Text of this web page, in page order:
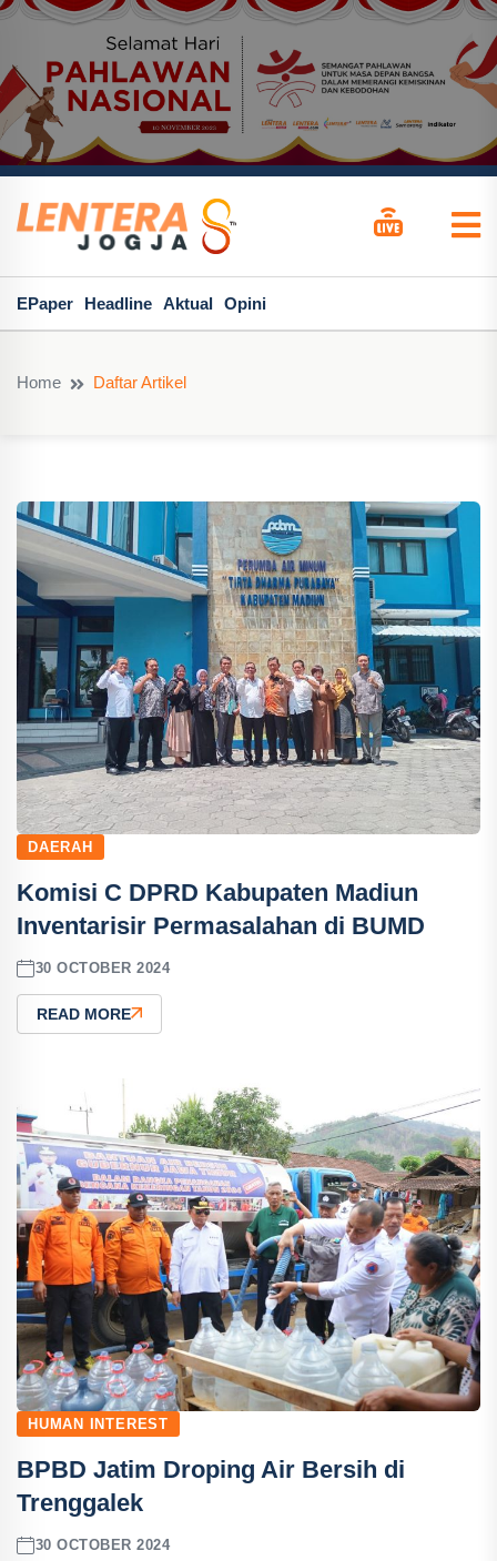
EPaper Headline Aktual Opini
Home Daftar Artikel
DAERAH
Komisi C DPRD Kabupaten Madiun
Inventarisir Permasalahan di BUMD
30 OCTOBER 2024
READ MORE
HUMAN INTEREST
BPBD Jatim Droping Air Bersih di
Trenggalek
30 OCTOBER 2024